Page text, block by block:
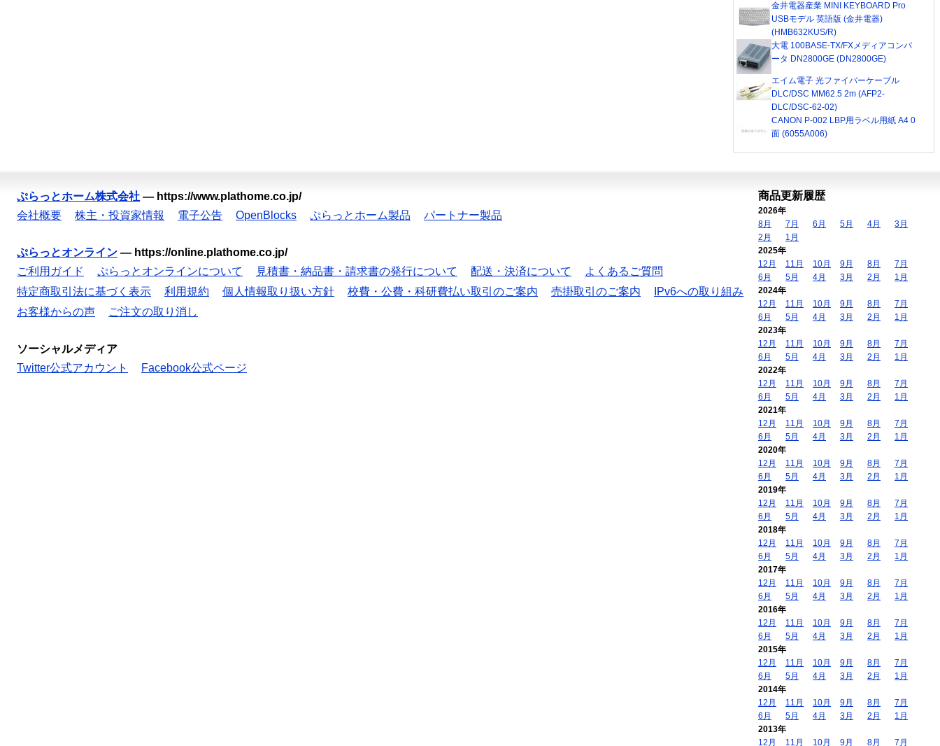
金井電器産業 MINI KEYBOARD Pro
USBモデル 英語版 (金井電器)
(HMB632KUS/R)
大電 100BASE-TX/FXメディアコンバ
ータ DN2800GE (DN2800GE)
エイム電子 光ファイバーケーブル
DLC/DSC MM62.5 2m (AFP2-
DLC/DSC-62-02)
CANON P-002 LBP用ラベル用紙 A4 0
面 (6055A006)
ぷらっとホーム株式会社 — https://www.plathome.co.jp/
会社概要
株主・投資家情報 電子公告 OpenBlocks ぷらっとホーム製品 パートナー製品
ぷらっとオンライン — https://online.plathome.co.jp/
ご利用ガイド
ぷらっとオンラインについて 見積書・納品書・請求書の発行について 配送・決済について
よくあるご質問
特定商取引法に基づく表示
利用規約 個人情報取り扱い方針 校費・公費・科研費払い取引のご案内 売掛取引のご案内
IPv6への取り組み
お客様からの声
ご注文の取り消し
ソーシャルメディア
Twitter公式アカウント
Facebook公式ページ
商品更新履歴
2026年
8月
7月 6月 5月 4月
3月
2月
1月
2025年
12月
11月 10月 9月 8月
7月
6月
5月 4月 3月 2月
1月
2024年
12月
11月 10月 9月 8月
7月
6月
5月 4月 3月 2月
1月
2023年
12月
11月 10月 9月 8月
7月
6月
5月 4月 3月 2月
1月
2022年
12月
11月 10月 9月 8月
7月
6月
5月 4月 3月 2月
1月
2021年
12月
11月 10月 9月 8月
7月
6月
5月 4月 3月 2月
1月
2020年
12月
11月 10月 9月 8月
7月
6月
5月 4月 3月 2月
1月
2019年
12月
11月 10月 9月 8月
7月
6月
5月 4月 3月 2月
1月
2018年
12月
11月 10月 9月 8月
7月
6月
5月 4月 3月 2月
1月
2017年
12月
11月 10月 9月 8月
7月
6月
5月 4月 3月 2月
1月
2016年
12月
11月 10月 9月 8月
7月
6月
5月 4月 3月 2月
1月
2015年
12月
11月 10月 9月 8月
7月
6月
5月 4月 3月 2月
1月
2014年
12月
11月 10月 9月 8月
7月
6月
5月 4月 3月 2月
1月
2013年
12月
11月 10月 9月 8月 7月